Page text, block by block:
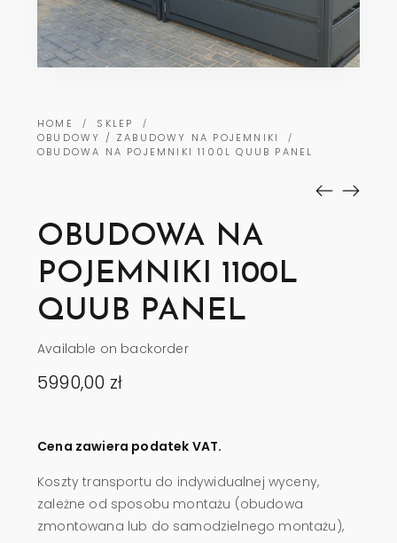
HOME / SKLEP /
OBUDOWY / ZABUDOWY NA POJEMNIKI /
OBUDOWA NA POJEMNIKI 1100L QUUB PANEL
OBUDOWA NA
POJEMNIKI 1100L
QUUB PANEL
Available on backorder
5990,00 zł
Cena zawiera podatek VAT.
Koszty transportu do indywidualnej wyceny,
zależne od sposobu montażu (obudowa
zmontowana lub do samodzielnego montażu),